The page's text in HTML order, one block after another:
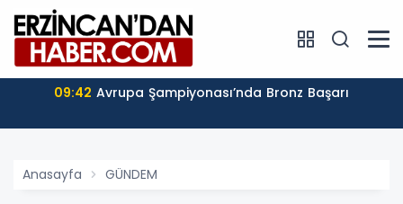
09:42 Avrupa Şampiyonası’nda Bronz Başarı
Anasayfa GÜNDEM